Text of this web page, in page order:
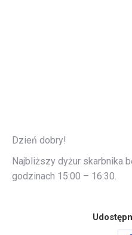
Dzień dobry!
Najbliższy dyżur skarbnika
godzinach 15:00 – 16:30.